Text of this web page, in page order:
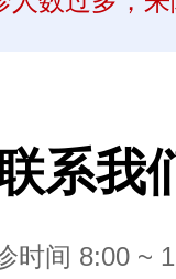
系我
时间 8:00 ~